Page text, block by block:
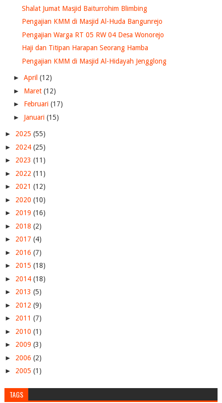
Shalat Jumat Masjid Baiturrohim Blimbing
Pengajian KMM di Masjid Al-Huda Bangunrejo
Pengajian Warga RT 05 RW 04 Desa Wonorejo
Haji dan Titipan Harapan Seorang Hamba
Pengajian KMM di Masjid Al-Hidayah Jengglong
► April (12)
► Maret (12)
► Februari (17)
► Januari (15)
► 2025 (55)
► 2024 (25)
► 2023 (11)
► 2022 (11)
► 2021 (12)
► 2020 (10)
► 2019 (16)
► 2018 (2)
► 2017 (4)
► 2016 (7)
► 2015 (18)
► 2014 (18)
► 2013 (5)
► 2012 (9)
► 2011 (7)
► 2010 (1)
► 2009 (3)
► 2006 (2)
► 2005 (1)
TAGS